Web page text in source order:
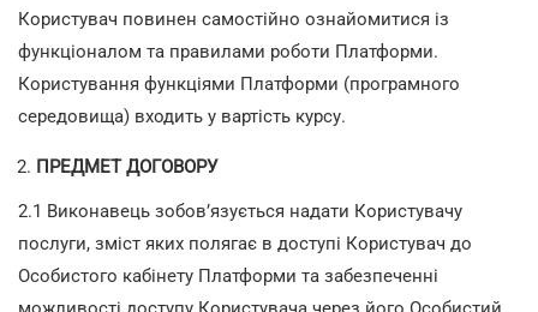
Користувач повинен самостійно ознайомитися із
функціоналом та правилами роботи Платформи.
Користування функціями Платформи (програмного
середовища) входить у вартість курсу.
ПРЕДМЕТ ДОГОВОРУ
2.1 Виконавець зобов’язується надати Користувачу
послуги, зміст яких полягає в доступі Користувач до
Особистого кабінету Платформи та забезпеченні